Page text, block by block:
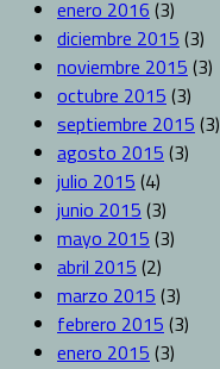
enero 2016 (3)
diciembre 2015 (3)
noviembre 2015 (3)
octubre 2015 (3)
septiembre 2015 (3)
agosto 2015 (3)
julio 2015 (4)
junio 2015 (3)
mayo 2015 (3)
abril 2015 (2)
marzo 2015 (3)
febrero 2015 (3)
enero 2015 (3)